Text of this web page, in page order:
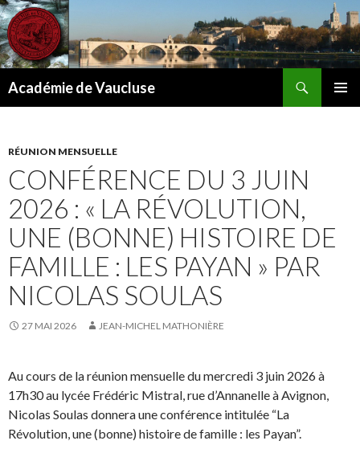
Académie de Vaucluse
RÉUNION MENSUELLE
CONFÉRENCE DU 3 JUIN
2026 : « LA RÉVOLUTION,
UNE (BONNE) HISTOIRE DE
FAMILLE : LES PAYAN » PAR
NICOLAS SOULAS
27 MAI 2026 JEAN-MICHEL MATHONIÈRE
Au cours de la réunion mensuelle du mercredi 3 juin 2026 à
17h30 au lycée Frédéric Mistral, rue d’Annanelle à Avignon,
Nicolas Soulas donnera une conférence intitulée “La
Révolution, une (bonne) histoire de famille : les Payan”.